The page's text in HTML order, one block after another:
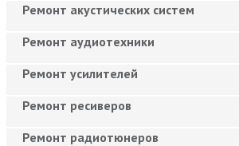
Ремонт акустических систем
Ремонт аудиотехники
Ремонт усилителей
Ремонт ресиверов
Ремонт радиотюнеров